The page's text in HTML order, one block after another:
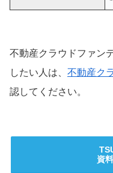
不動産クラウドファン
したい人は、 不動産ク
認してください。
資